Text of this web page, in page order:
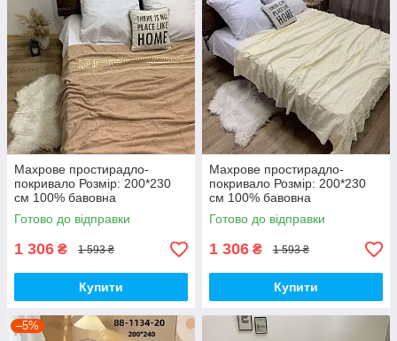
Махрове простирадло-
покривало Розмір: 200*230
см 100% бавовна
Готово до відправки
1 306 ₴ 1 593 ₴
Купити
Махрове простирадло-
покривало Розмір: 200*230
см 100% бавовна
Готово до відправки
1 306 ₴ 1 593 ₴
Купити
–5%